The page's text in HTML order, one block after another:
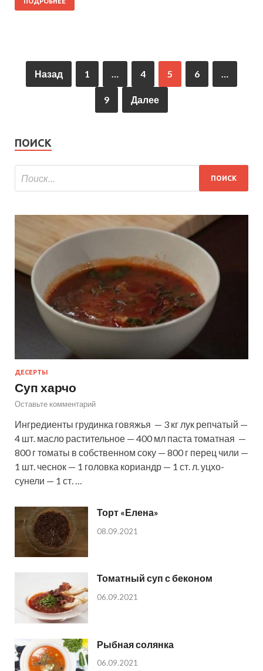
ПОДРОБНЕЕ
Назад 1 … 4 5 6 …
9 Далее
ПОИСК
ДЕСЕРТЫ
Суп харчо
Оставьте комментарий
Ингредиенты грудинка говяжья — 3 кг лук репчатый —
4 шт. масло растительное — 400 мл паста томатная —
800 г томаты в собственном соку — 800 г перец чили —
1 шт. чеснок — 1 головка кориандр — 1 ст. л. уцхо-
сунели — 1 ст. …
Торт «Елена»
08.09.2021
Томатный суп с беконом
06.09.2021
Рыбная солянка
06.09.2021